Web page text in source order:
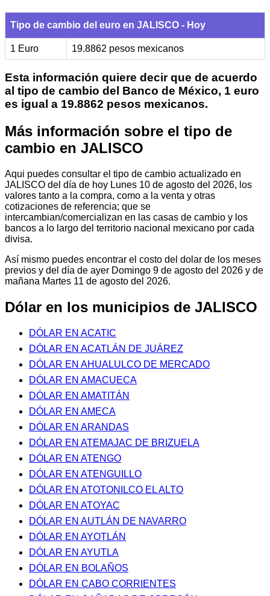
Tipo de cambio del euro en JALISCO - Hoy
1 Euro 19.8862 pesos mexicanos
Esta información quiere decir que de acuerdo
al tipo de cambio del Banco de México, 1 euro
es igual a 19.8862 pesos mexicanos.
Más información sobre el tipo de
cambio en JALISCO
Aqui puedes consultar el tipo de cambio actualizado en
JALISCO del día de hoy Lunes 10 de agosto del 2026, los
valores tanto a la compra, como a la venta y otras
cotizaciones de referencia; que se
intercambian/comercializan en las casas de cambio y los
bancos a lo largo del territorio nacional mexicano por cada
divisa.
Así mismo puedes encontrar el costo del dolar de los meses
previos y del día de ayer Domingo 9 de agosto del 2026 y de
mañana Martes 11 de agosto del 2026.
Dólar en los municipios de JALISCO
DÓLAR EN ACATIC
DÓLAR EN ACATLÁN DE JUÁREZ
DÓLAR EN AHUALULCO DE MERCADO
DÓLAR EN AMACUECA
DÓLAR EN AMATITÁN
DÓLAR EN AMECA
DÓLAR EN ARANDAS
DÓLAR EN ATEMAJAC DE BRIZUELA
DÓLAR EN ATENGO
DÓLAR EN ATENGUILLO
DÓLAR EN ATOTONILCO EL ALTO
DÓLAR EN ATOYAC
DÓLAR EN AUTLÁN DE NAVARRO
DÓLAR EN AYOTLÁN
DÓLAR EN AYUTLA
DÓLAR EN BOLAÑOS
DÓLAR EN CABO CORRIENTES